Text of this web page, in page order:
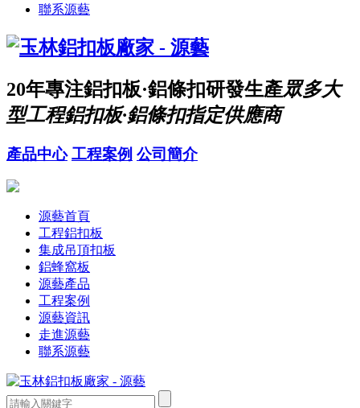
聯系源藝
20年專注鋁扣板·鋁條扣研發生產眾多大
型工程鋁扣板·鋁條扣指定供應商
產品中心 工程案例 公司簡介
源藝首頁
工程鋁扣板
集成吊頂扣板
鋁蜂窩板
源藝產品
工程案例
源藝資訊
走進源藝
聯系源藝